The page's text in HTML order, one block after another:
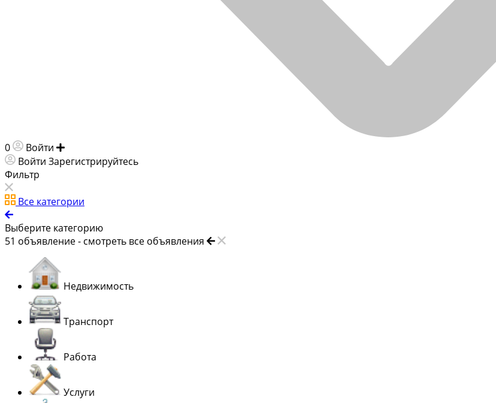
0 Войти
Войти Зарегистрируйтесь
Фильтр
Все категории
Выберите категорию
51 объявление - смотреть все объявления
Недвижимость
Транспорт
Работа
Услуги